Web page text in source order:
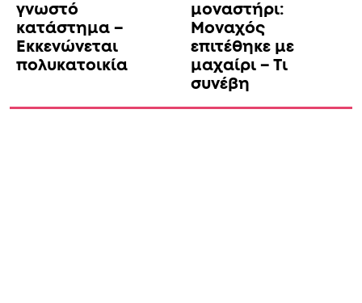
γνωστό
κατάστημα –
Εκκενώνεται
πολυκατοικία
μοναστήρι:
Μοναχός
επιτέθηκε με
μαχαίρι – Τι
συνέβη